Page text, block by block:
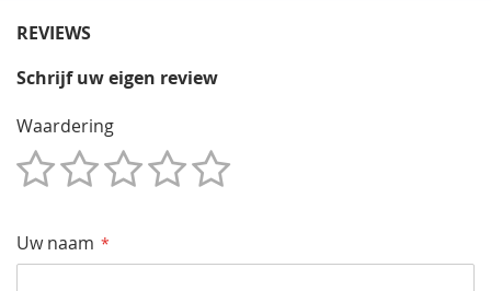
REVIEWS
Schrijf uw eigen review
Waardering
Uw naam